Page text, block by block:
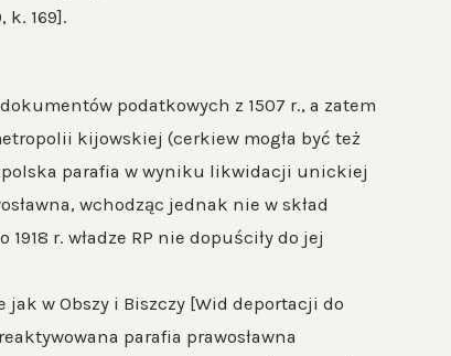
k. 169].
podatkowych z 1507 r., a zatem
kijowskiej (cerkiew mogła być też
parafia w wyniku likwidacji unickiej
wchodząc jednak nie w skład
r. władze RP nie dopuściły do jej
jak w Obszy i Biszczy [Wid deportacji do
parafia prawosławna